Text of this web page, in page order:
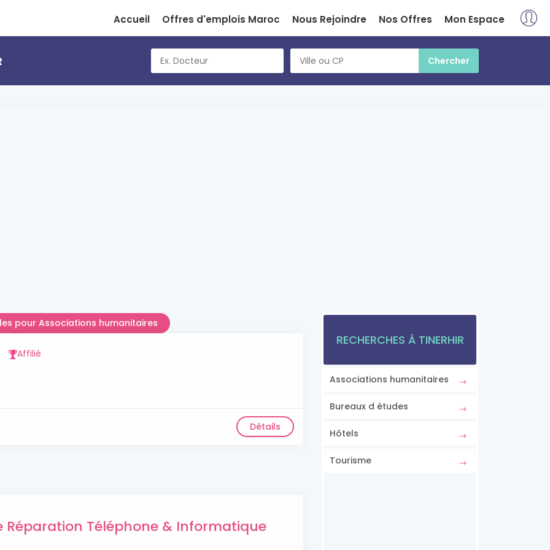
Accueil Offres d'emplois Maroc Nous Rejoindre Nos Offres Mon Espace
pour Associations humanitaires
Affilié
Détails
Réparation Téléphone & Informatique
RECHERCHES À TINERHIR
Associations humanitaires
Bureaux d études
Hôtels
Tourisme